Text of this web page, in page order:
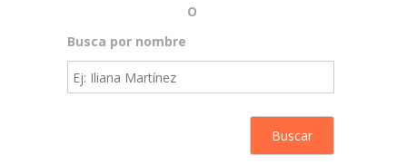
O
Busca por nombre